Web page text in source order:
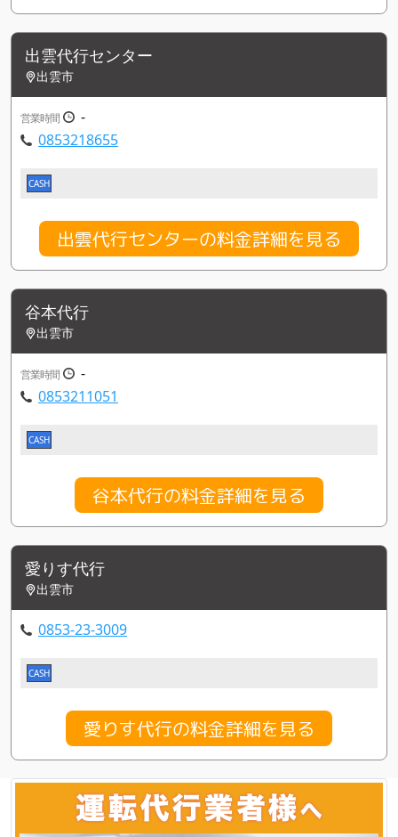
出雲代行センター
出雲市
営業時間
-
0853218655
CASH
出雲代行センターの料金詳細を見る
谷本代行
出雲市
営業時間
-
0853211051
CASH
谷本代行の料金詳細を見る
愛りす代行
出雲市
0853-23-3009
CASH
愛りす代行の料金詳細を見る